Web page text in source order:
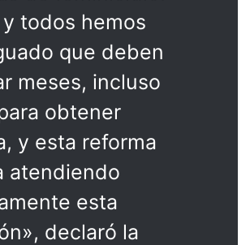
todos hemos
que deben
meses, incluso
obtener
y esta reforma
atendiendo
esta
declaró la